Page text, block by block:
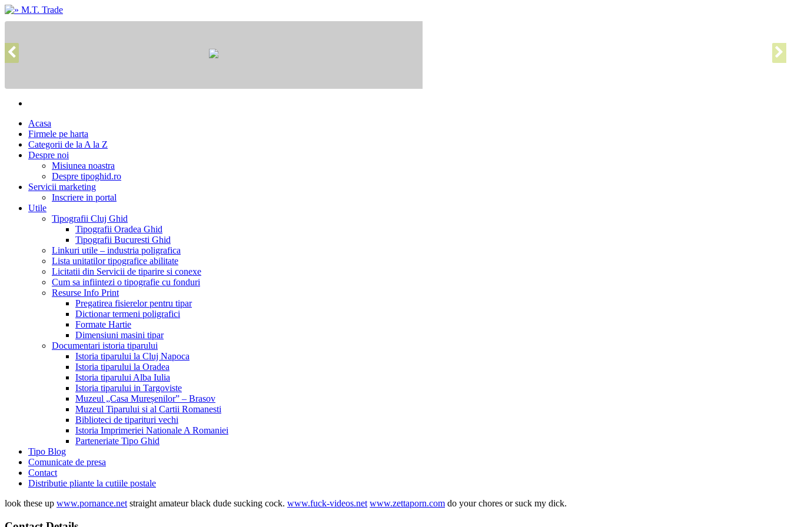
Acasa
Firmele pe harta
Categorii de la A la Z
Despre noi
Misiunea noastra
Despre tipoghid.ro
Servicii marketing
Inscriere in portal
Utile
Tipografii Cluj Ghid
Tipografii Oradea Ghid
Tipografii Bucuresti Ghid
Linkuri utile – industria poligrafica
Lista unitatilor tipografice abilitate
Licitatii din Servicii de tiparire si conexe
Cum sa infiintezi o tipografie cu fonduri
Resurse Info Print
Pregatirea fisierelor pentru tipar
Dictionar termeni poligrafici
Formate Hartie
Dimensiuni masini tipar
Documentari istoria tiparului
Istoria tiparului la Cluj Napoca
Istoria tiparului la Oradea
Istoria tiparului Alba Iulia
Istoria tiparului in Targoviste
Muzeul „Casa Mureșenilor” – Brasov
Muzeul Tiparului si al Cartii Romanesti
Biblioteci de tiparituri vechi
Istoria Imprimeriei Nationale A Romaniei
Parteneriate Tipo Ghid
Tipo Blog
Comunicate de presa
Contact
Distributie pliante la cutiile postale
look these up www.pornance.net straight amateur black dude sucking cock. www.fuck-videos.net www.zettaporn.com do your chores or suck my dick.